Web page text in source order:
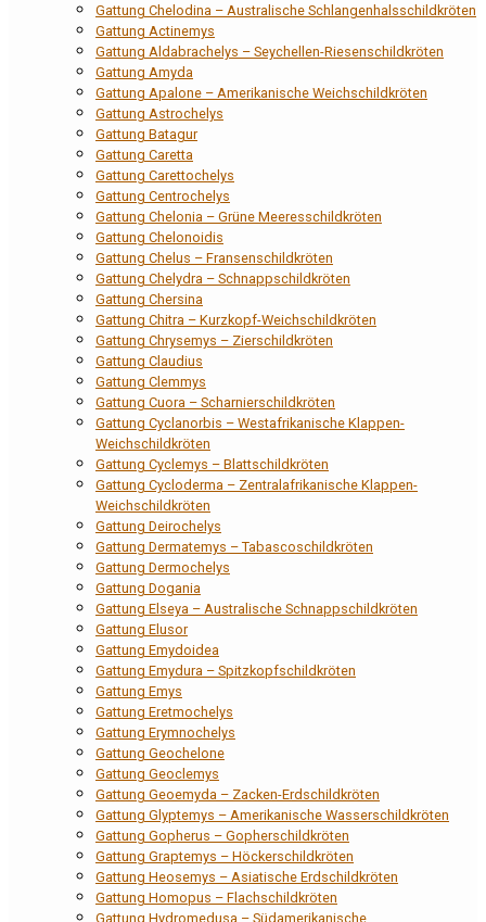
Gattung Chelodina – Australische Schlangenhalsschildkröten
Gattung Actinemys
Gattung Aldabrachelys – Seychellen-Riesenschildkröten
Gattung Amyda
Gattung Apalone – Amerikanische Weichschildkröten
Gattung Astrochelys
Gattung Batagur
Gattung Caretta
Gattung Carettochelys
Gattung Centrochelys
Gattung Chelonia – Grüne Meeresschildkröten
Gattung Chelonoidis
Gattung Chelus – Fransenschildkröten
Gattung Chelydra – Schnappschildkröten
Gattung Chersina
Gattung Chitra – Kurzkopf-Weichschildkröten
Gattung Chrysemys – Zierschildkröten
Gattung Claudius
Gattung Clemmys
Gattung Cuora – Scharnierschildkröten
Gattung Cyclanorbis – Westafrikanische Klappen-
Weichschildkröten
Gattung Cyclemys – Blattschildkröten
Gattung Cycloderma – Zentralafrikanische Klappen-
Weichschildkröten
Gattung Deirochelys
Gattung Dermatemys – Tabascoschildkröten
Gattung Dermochelys
Gattung Dogania
Gattung Elseya – Australische Schnappschildkröten
Gattung Elusor
Gattung Emydoidea
Gattung Emydura – Spitzkopfschildkröten
Gattung Emys
Gattung Eretmochelys
Gattung Erymnochelys
Gattung Geochelone
Gattung Geoclemys
Gattung Geoemyda – Zacken-Erdschildkröten
Gattung Glyptemys – Amerikanische Wasserschildkröten
Gattung Gopherus – Gopherschildkröten
Gattung Graptemys – Höckerschildkröten
Gattung Heosemys – Asiatische Erdschildkröten
Gattung Homopus – Flachschildkröten
Gattung Hydromedusa – Südamerikanische